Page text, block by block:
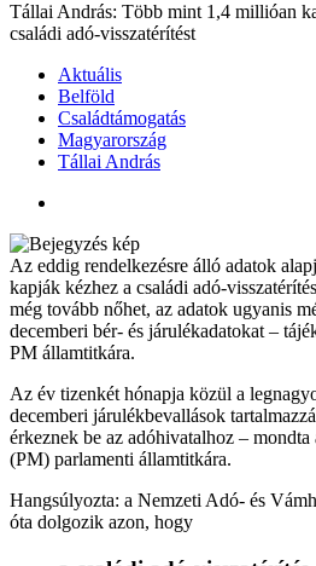
Tállai András: Több mint 1,4 millióan
családi adó-visszatérítést
Aktuális
Belföld
Családtámogatás
Magyarország
Tállai András
Az eddig rendelkezésre álló adatok
kapják kézhez a családi adó-
még tovább nőhet, az adatok ugyanis
decemberi bér- és járulékadatokat –
PM államtitkára.
Az év tizenkét hónapja közül a
decemberi járulékbevallások
érkeznek be az adóhivatalhoz –
(PM) parlamenti államtitkára.
Hangsúlyozta: a Nemzeti Adó- és
óta dolgozik azon, hogy